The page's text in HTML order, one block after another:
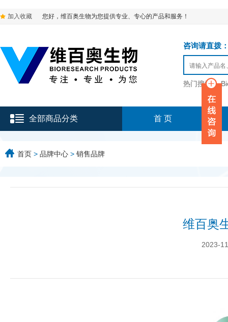
加入收藏 您好，维百奥生物为您提供专业、专心的产品和服务！
咨询请直拨
热门搜索：
全部商品分类 首 页
首页 > 品牌中心 > 销售品牌
维百奥
2023-